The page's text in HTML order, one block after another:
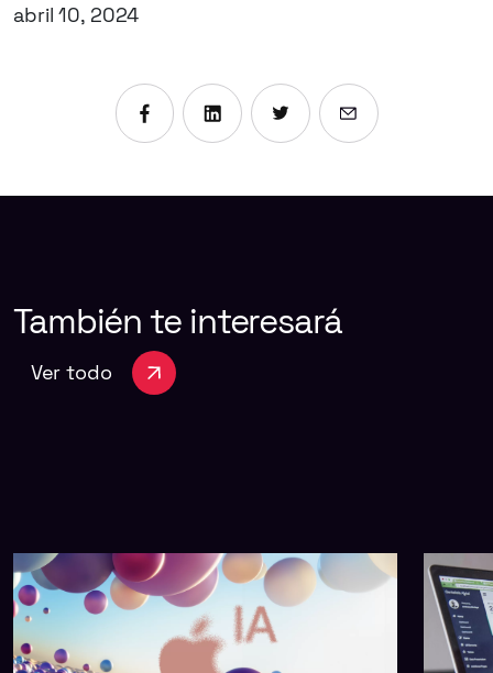
abril 10, 2024
Compartir en Facebook
Compartir en Linkedin
Compartir en X
Enviar por
También te interesará
Ver todo